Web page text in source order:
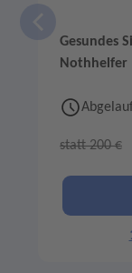
Gesundes
Nothhelfer
statt 200 €